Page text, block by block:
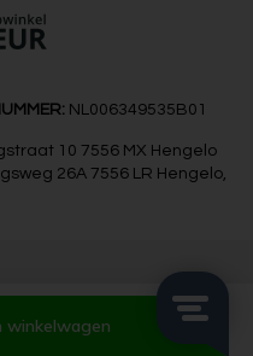
winkelwagen
10 7556 MX Hengelo
26A 7556 LR Hengelo,
NL006349535B01